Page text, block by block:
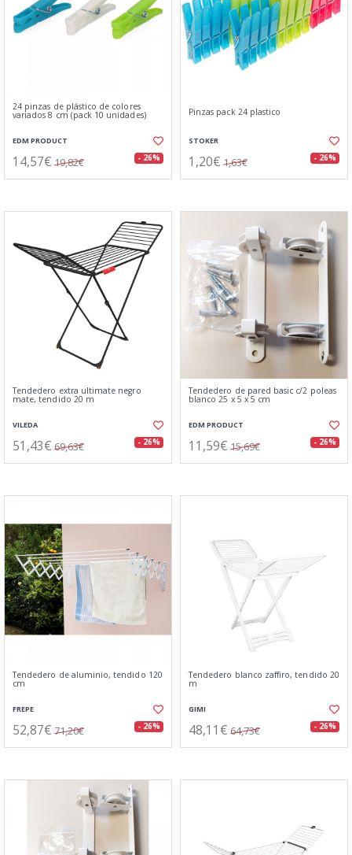
24 pinzas de plástico de colores
variados 8 cm (pack 10 unidades)
EDM PRODUCT
14,57€ 19,82€ - 26%
Pinzas pack 24 plastico
STOKER
1,20€ 1,63€ - 26%
Tendedero extra ultimate negro
mate, tendido 20 m
VILEDA
51,43€ 69,63€ - 26%
Tendedero de pared basic c/2 poleas
blanco 25 x 5 x 5 cm
EDM PRODUCT
11,59€ 15,69€ - 26%
Tendedero de aluminio, tendido 120
cm
FREPE
52,87€ 71,20€ - 26%
Tendedero blanco zaffiro, tendido 20
m
GIMI
48,11€ 64,73€ - 26%